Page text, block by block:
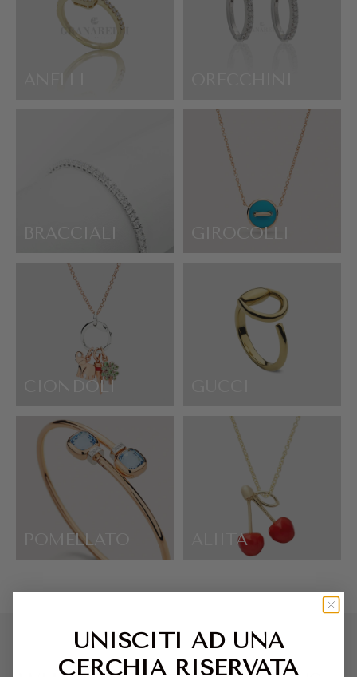
ANELLI
BRACCIALI GIROCOLLI
CIONDOLI
POMELLATO ALIITA
UNISCITI AD UNA
CERCHIA RISERVATA